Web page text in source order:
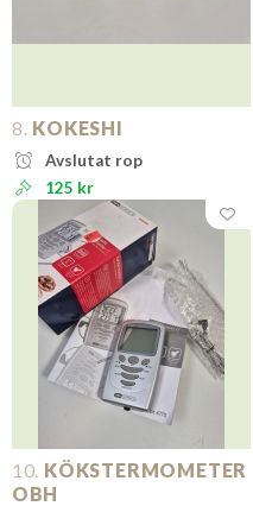
8. KOKESHI
Avslutat rop
125 kr
10. KÖKSTERMOMETER
OBH